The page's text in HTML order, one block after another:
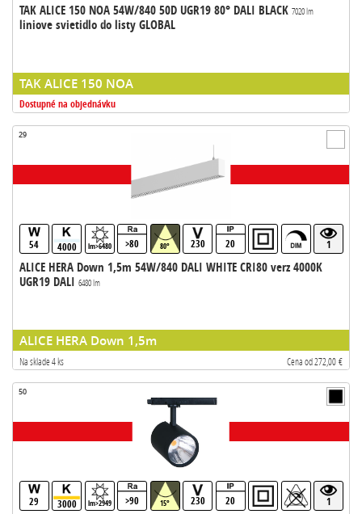
TAK ALICE 150 NOA 54W/840 50D UGR19 80° DALI BLACK 7020 lm
liniove svietidlo do listy GLOBAL
TAK ALICE 150 NOA
Dostupné na objednávku
29
54 4000 lm>6480 >80 80° 230 20 1
ALICE HERA Down 1,5m 54W/840 DALI WHITE CRI80 verz 4000K
UGR19 DALI 6480 lm
ALICE HERA Down 1,5m
Na sklade 4 ks Cena od 272,00 €
50
29 3000 lm>2949 >90 15° 230 20 1